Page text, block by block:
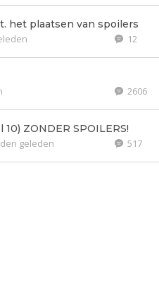
het plaatsen van spoilers
12
2606
ZONDER SPOILERS!
geleden 517